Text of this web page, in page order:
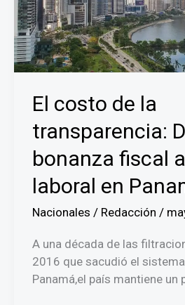
El costo de la
transparencia:
bonanza fiscal
laboral en
Nacionales / Redacción /
A una década de las
2016 que sacudió el
Panamá,el país mantiene un